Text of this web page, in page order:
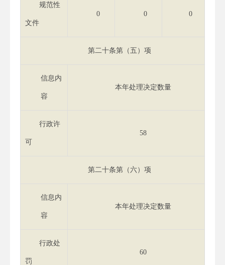
规范性
文件
0 0 0
第二十条第（五）项
信息内
容
本年处理决定数量
行政许
可
58
第二十条第（六）项
信息内
容
本年处理决定数量
行政处
罚
60